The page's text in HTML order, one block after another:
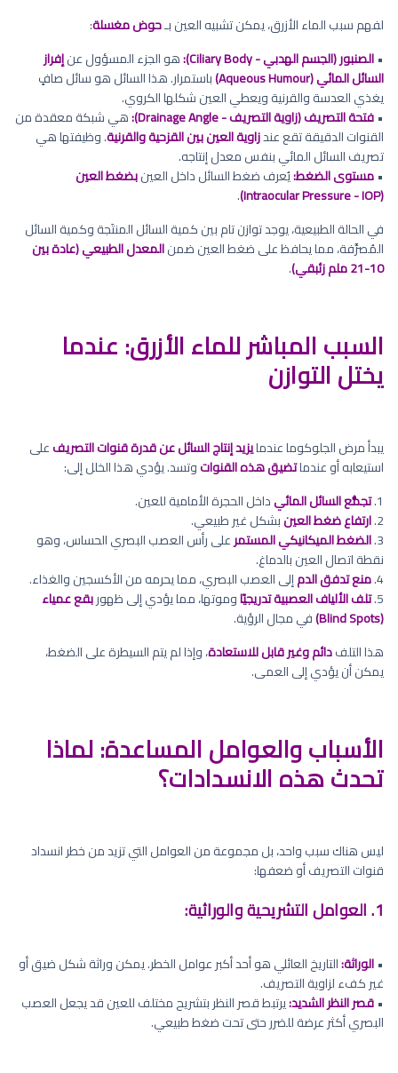
لفهم سبب الماء الأزرق، يمكن تشبيه العين بـحوض مغسلة:
•الصنبور (الجسم الهدبي - Ciliary Body): هو الجزء المسؤول عنإفراز
السائل المائي (Aqueous Humour)
باستمرار. هذا السائل هو سائل صافٍ
يغذي العدسة والقرنية ويعطي العين شكلها الكروي.
•فتحة التصريف (زاوية التصريف - Drainage Angle):
هي شبكة معقدة من
القنوات الدقيقة تقع عندزاوية العين بين القزحية والقرنية. وظيفتها هي
تصريف السائل المائي بنفس معدل إنتاجه.
•مستوى الضغط:يُعرف ضغط السائل داخل العينبضغط العين
(Intraocular Pressure - IOP)
.
في الحالة الطبيعية، يوجد توازن تام بين كمية السائل المنتَجة وكمية السائل
المُصرَّفة، مما يحافظ على ضغط العين ضمنالمعدل الطبيعي (عادة بين
10-21 ملم زئبقي)
.
السبب المباشر للماء الأزرق: عندما
يختل التوازن
يبدأ مرض الجلوكوما عندمايزيد إنتاج السائل عن قدرة قنوات التصريفعلى
استيعابه أو عندماتضيق هذه القنواتوتسد. يؤدي هذا الخلل إلى:
1. تجمُّع السائل المائيداخل الحجرة الأمامية للعين.
2. ارتفاع ضغط العينبشكل غير طبيعي.
3. الضغط الميكانيكي المستمرعلى رأس العصب البصري الحساس، وهو
نقطة اتصال العين بالدماغ.
4. منع تدفق الدمإلى العصب البصري، مما يحرمه من الأكسجين والغذاء.
5. تلف الألياف العصبية تدريجيًاوموتها، مما يؤدي إلى ظهوربقع عمياء
(Blind Spots)
في مجال الرؤية.
هذا التلفدائم وغير قابل للاستعادة، وإذا لم يتم السيطرة على الضغط،
يمكن أن يؤدي إلى العمى.
الأسباب والعوامل المساعدة: لماذا
تحدث هذه الانسدادات؟
ليس هناك سبب واحد، بل مجموعة من العوامل التي تزيد من خطر انسداد
قنوات التصريف أو ضعفها:
1. العوامل التشريحية والوراثية:
•الوراثة:التاريخ العائلي هو أحد أكبر عوامل الخطر. يمكن وراثة شكل ضيق أو
غير كفء لزاوية التصريف.
•قصر النظر الشديد:يرتبط قصر النظر بتشريح مختلف للعين قد يجعل العصب
البصري أكثر عرضة للضرر حتى تحت ضغط طبيعي.